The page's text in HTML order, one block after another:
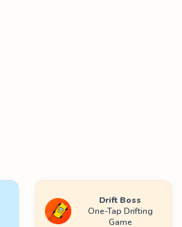
Drift Boss
One-Tap Drifting
Game